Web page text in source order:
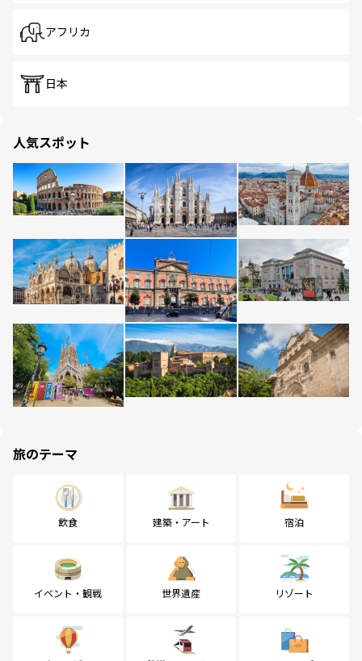
アフリカ
日本
人気スポット
旅のテーマ
飲食 建築・アート 宿泊
イベント・観戦 世界遺産 リゾート